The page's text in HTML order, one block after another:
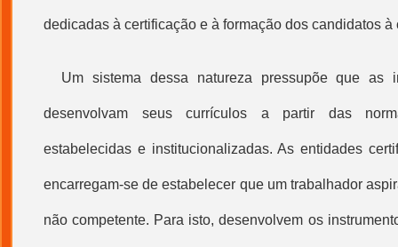
dedicadas à certificação e à formação dos candidatos à
Um sistema dessa natureza pressupõe que as
desenvolvam seus currículos a partir das
estabelecidas e institucionalizadas. As entidades
encarregam-se de estabelecer que um trabalhador
não competente. Para isto, desenvolvem os